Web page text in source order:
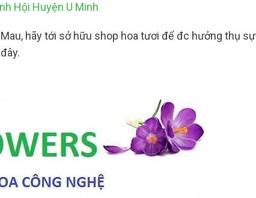
Hội Huyện U Minh
hãy tới sở hữu shop hoa tươi để đc hưởng thụ sự